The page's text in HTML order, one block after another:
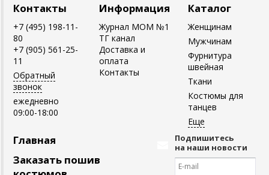
Контакты
+7 (495) 198-11-
80
+7 (905) 561-25-
11
Обратный
звонок
ежедневно
09:00-18:00
Информация
Журнал MOM №1
ТГ канал
Доставка и
оплата
Контакты
Каталог
Женщинам
Мужчинам
Фурнитура
швейная
Ткани
Костюмы для
танцев
Главная
Заказать пошив
Подпишитесь
на наши новости